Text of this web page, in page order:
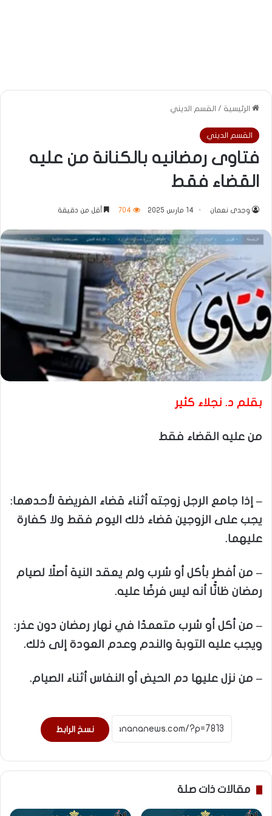
الرئيسية / القسم الديني
القسم الديني
فتاوى رمضانيه بالكنانة من عليه
القضاء فقط
وجدى نعمان 14 مارس 2025 704 أقل من دقيقة
بقلم د. نجلاء كثير
من عليه القضاء فقط
– إذا جامع الرجل زوجته أثناء قضاء الفريضة لأحدهما:
يجب على الزوجين قضاء ذلك اليوم فقط ولا كفارة
عليهما.
– من أفطر بأكل أو شرب ولم يعقد النية أصلًا لصيام
رمضان ظانًّا أنه ليس فرضًا عليه.
– من أكل أو شرب متعمدًا في نهار رمضان دون عذر:
ويجب عليه التوبة والندم وعدم العودة إلى ذلك.
– من نزل عليها دم الحيض أو النفاس أثناء الصيام.
نسخ الرابط
مقالات ذات صلة